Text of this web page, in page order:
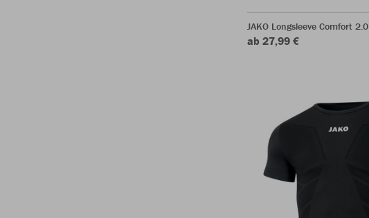
JAKO Longsleeve Comfort 2.0
ab 27,99 €